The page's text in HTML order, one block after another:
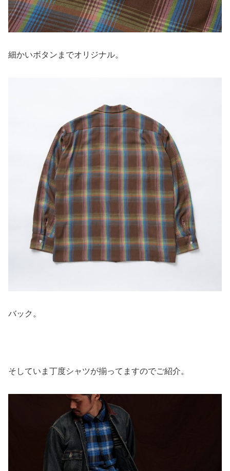
細かいボタンまでオリジナル。
バック。
そしていま丁度シャツが揃ってますのでご紹介。